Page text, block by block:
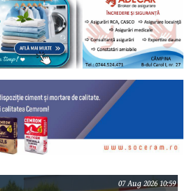
07 Aug 2026 10:59